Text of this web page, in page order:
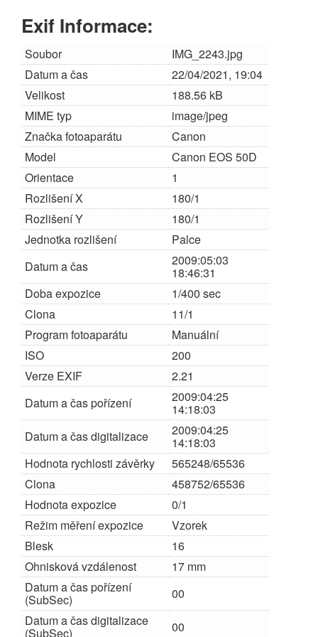
Exif Informace:
Soubor
IMG_2243.jpg
Datum a čas
22/04/2021, 19:04
Velikost
188.56 kB
MIME typ
image/jpeg
Značka fotoaparátu
Canon
Model
Canon EOS 50D
Orientace
1
Rozlišení X
180/1
Rozlišení Y
180/1
Jednotka rozlišení
Palce
Datum a čas
2009:05:03
18:46:31
Doba expozice
1/400 sec
Clona
11/1
Program fotoaparátu
Manuální
ISO
200
Verze EXIF
2.21
Datum a čas pořízení
2009:04:25
14:18:03
Datum a čas digitalizace
2009:04:25
14:18:03
Hodnota rychlosti závěrky
565248/65536
Clona
458752/65536
Hodnota expozice
0/1
Režim měření expozice
Vzorek
Blesk
16
Ohnisková vzdálenost
17 mm
Datum a čas pořízení
(SubSec)
00
Datum a čas digitalizace
(SubSec) 00